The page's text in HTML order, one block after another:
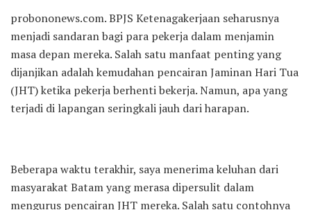
probononews.com. BPJS Ketenagakerjaan seharusnya
menjadi sandaran bagi para pekerja dalam menjamin
masa depan mereka. Salah satu manfaat penting yang
dijanjikan adalah kemudahan pencairan Jaminan Hari Tua
(JHT) ketika pekerja berhenti bekerja. Namun, apa yang
terjadi di lapangan seringkali jauh dari harapan.
Beberapa waktu terakhir, saya menerima keluhan dari
masyarakat Batam yang merasa dipersulit dalam
mengurus pencairan JHT mereka. Salah satu contohnya